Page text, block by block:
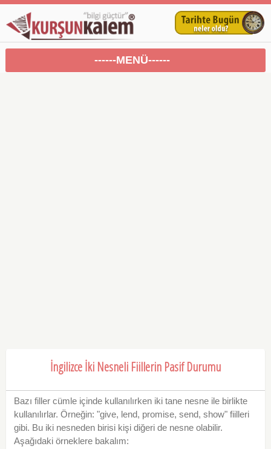
------MENÜ------
İngilizce İki Nesneli Fiillerin Pasif Durumu
Bazı filler cümle içinde kullanılırken iki tane nesne ile birlikte
kullanılırlar. Örneğin: "give, lend, promise, send, show" fiilleri
gibi. Bu iki nesneden birisi kişi diğeri de nesne olabilir.
Aşağıdaki örneklere bakalım: